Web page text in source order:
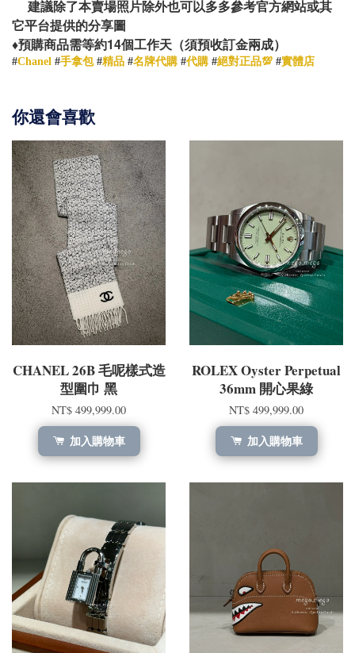
建議除了本賣場照片除外也可以多多參考官方網站或其
它平台提供的分享圖
♦️預購商品需等約14個工作天（須預收訂金兩成）
#Chanel #手拿包#精品 #名牌代購 #代購 #絕對正品💯 #實體店
你還會喜歡
CHANEL 26B 毛呢樣式造
型圍巾 黑
NT$ 499,999.00
加入購物車
ROLEX Oyster Perpetual
36mm 開心果綠
NT$ 499,999.00
加入購物車